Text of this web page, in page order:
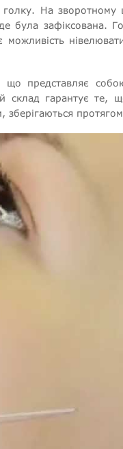
На
була зафіксована.
можливість
що представляє
склад гарантує те,